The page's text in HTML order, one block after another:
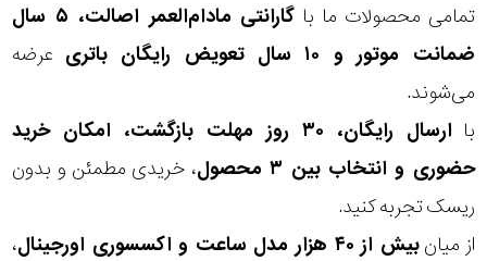
تمامی محصولات ما با
گارانتی مادام‌العمر اصالت، ۵ سال
ضمانت موتور و ۱۰ سال تعویض رایگان باتری
عرضه
می‌شوند.
با
ارسال رایگان، ۳۰ روز مهلت بازگشت، امکان خرید
حضوری و انتخاب بین ۳ محصول
، خریدی مطمئن و بدون
ریسک تجربه کنید.
از میانبیش از ۴۰ هزار مدل ساعت و اکسسوری اورجینال
،